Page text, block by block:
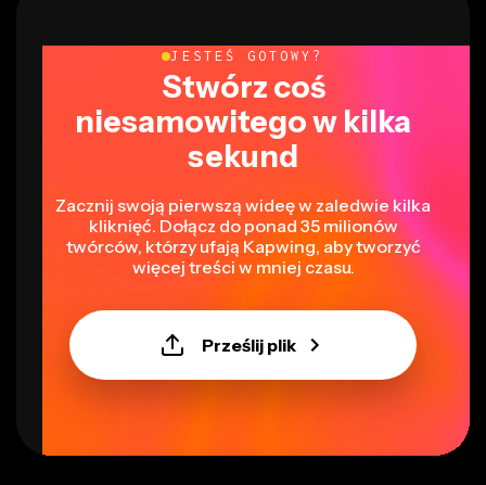
JESTEŚ GOTOWY?
Stwórz coś
niesamowitego w kilka
sekund
Zacznij swoją pierwszą wideę w zaledwie kilka
kliknięć. Dołącz do ponad 35 milionów
twórców, którzy ufają Kapwing, aby tworzyć
więcej treści w mniej czasu.
Prześlij plik